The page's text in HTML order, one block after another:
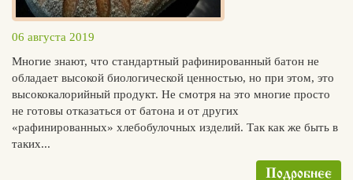
06 августа 2019
Многие знают, что стандартный рафинированный батон не
обладает высокой биологической ценностью, но при этом, это
высококалорийный продукт. Не смотря на это многие просто
не готовы отказаться от батона и от других
«рафинированных» хлебобулочных изделий. Так как же быть в
таких...
Подробнее